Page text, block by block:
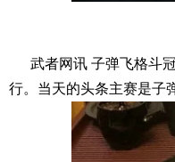
武者网讯 子弹飞格斗冠
行。当天的头条主赛是子